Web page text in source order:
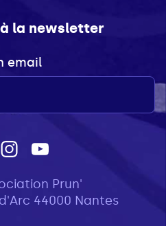
la newsletter
email
Prun'
44000 Nantes